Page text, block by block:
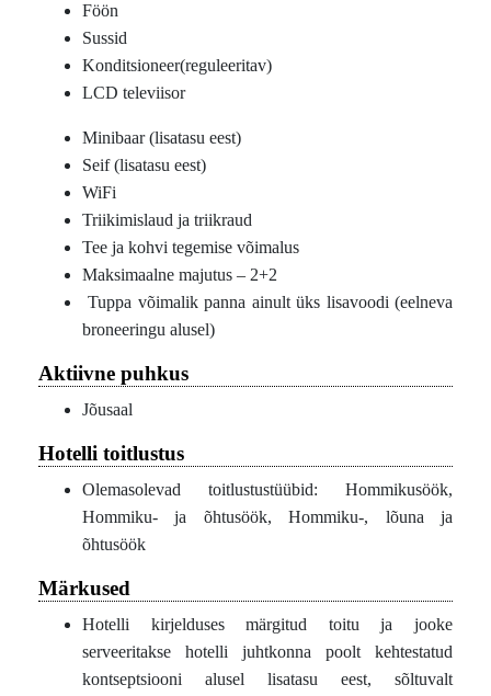
Föön
Sussid
Konditsioneer(reguleeritav)
LCD televiisor
Minibaar (lisatasu eest)
Seif (lisatasu eest)
WiFi
Triikimislaud ja triikraud
Tee ja kohvi tegemise võimalus
Maksimaalne majutus – 2+2
Tuppa võimalik panna ainult üks lisavoodi (eelneva
broneeringu alusel)
Aktiivne puhkus
Jõusaal
Hotelli toitlustus
Olemasolevad toitlustustüübid: Hommikusöök,
Hommiku- ja õhtusöök, Hommiku-, lõuna ja
õhtusöök
Märkused
Hotelli kirjelduses märgitud toitu ja jooke
serveeritakse hotelli juhtkonna poolt kehtestatud
kontseptsiooni alusel lisatasu eest, sõltuvalt